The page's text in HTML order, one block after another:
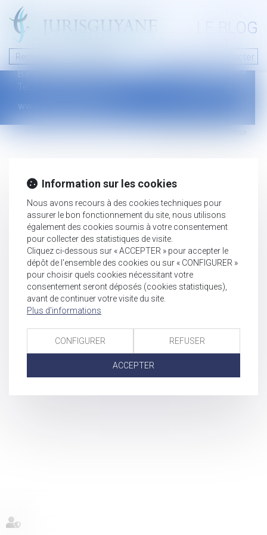
LE BLOG
Nous contacter
46 avenue de la liberté
B.P.315 - 97327 Cayenne Cedex
Tel : +594 594 29 45 35
www.jurisguyane.com
Mentions légales
Information sur les cookies
Nous avons recours à des cookies techniques pour
assurer le bon fonctionnement du site, nous utilisons
également des cookies soumis à votre consentement
pour collecter des statistiques de visite.
Cliquez ci-dessous sur « ACCEPTER » pour accepter le
dépôt de l'ensemble des cookies ou sur « CONFIGURER »
pour choisir quels cookies nécessitant votre
consentement seront déposés (cookies statistiques),
avant de continuer votre visite du site.
Plus d'informations
CONFIGURER REFUSER
ACCEPTER